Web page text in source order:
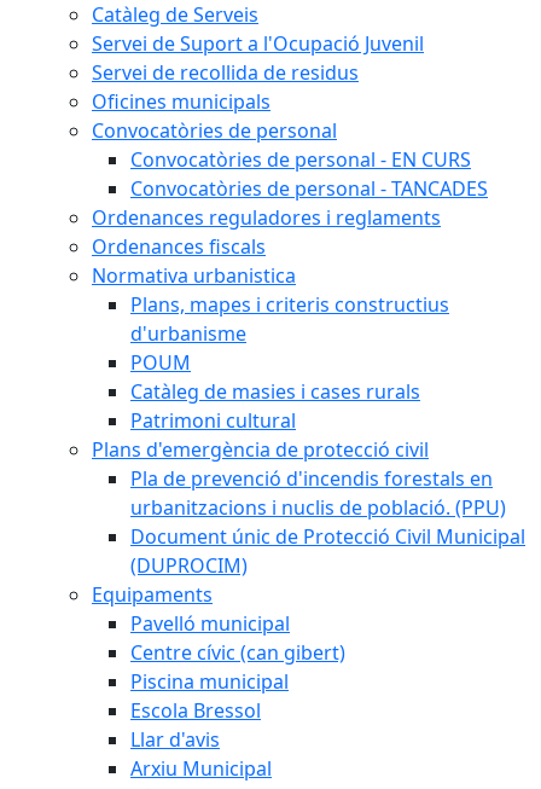
Catàleg de Serveis
Servei de Suport a l'Ocupació Juvenil
Servei de recollida de residus
Oficines municipals
Convocatòries de personal
Convocatòries de personal - EN CURS
Convocatòries de personal - TANCADES
Ordenances reguladores i reglaments
Ordenances fiscals
Normativa urbanistica
Plans, mapes i criteris constructius
d'urbanisme
POUM
Catàleg de masies i cases rurals
Patrimoni cultural
Plans d'emergència de protecció civil
Pla de prevenció d'incendis forestals en
urbanitzacions i nuclis de població. (PPU)
Document únic de Protecció Civil Municipal
(DUPROCIM)
Equipaments
Pavelló municipal
Centre cívic (can gibert)
Piscina municipal
Escola Bressol
Llar d'avis
Arxiu Municipal